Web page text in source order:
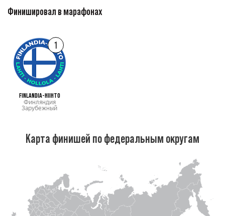
Финишировал в марафонах
1
FINLANDIA-HIIHTO
Финляндия
Зарубежный
Карта финишей по федеральным округам